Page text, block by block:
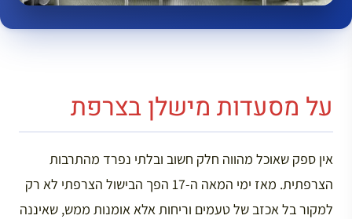
על מסעדות מישלן בצרפת
אין ספק שאוכל מהווה חלק חשוב ובלתי נפרד מהתרבות
הצרפתית. מאז ימי המאה ה-17 הפך הבישול הצרפתי לא רק
למקור בל אכזב של טעמים וריחות אלא אומנות ממש, שאיננה